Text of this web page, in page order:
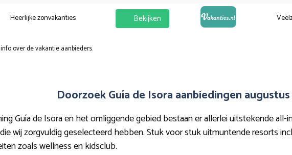
Heerlijke zonvakanties Bekijken
over de vakantie aanbieders.
Doorzoek Guía de Isora aanbiedingen
Guía de Isora en het omliggende gebied bestaan er allerlei uitstekende
wij zorgvuldig geselecteerd hebben. Stuk voor stuk uitmuntende resorts
zoals wellness en kidsclub.